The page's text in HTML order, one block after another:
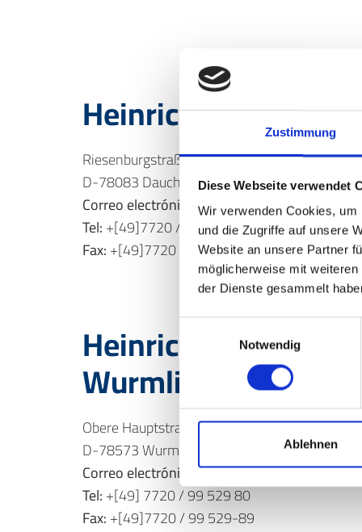
Zustimmung
Diese Webseite verwendet
Wir verwenden Cookies,
und die Zugriffe auf unsere
Website an unsere Partner
möglicherweise mit
der Dienste gesammelt
Notwendig
Ablehnen
Heinrich AG
Riesenburgstraße 10
D-78083 Dauchingen
Correo electrónico:info@heinrich-ag.de
Tel:+[49]7720 / 99 529-0
Fax:+[49]7720 / 99 529-60
Heinrich AG
Wurmlingen
Obere Hauptstraße 64
D-78573 Wurmlingen
Correo electrónico:
info@heinrich-ag.de
Tel:+[49] 7720 / 99 529 80
Fax:+[49]7720 / 99 529-89